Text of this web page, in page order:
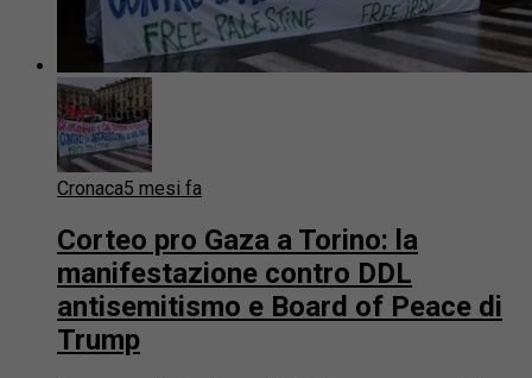
Cronaca5 mesi fa
Corteo pro Gaza a Torino: la
manifestazione contro DDL
antisemitismo e Board of Peace di
Trump